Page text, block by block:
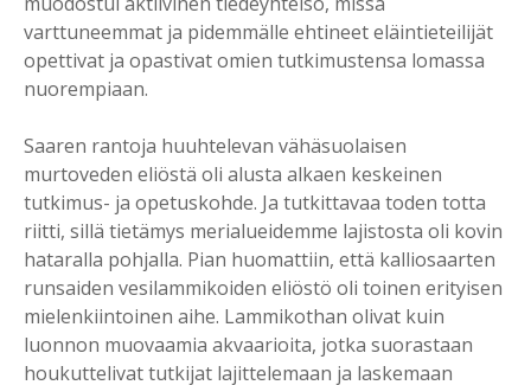
varttuneemmat ja pidemmälle ehtineet eläintieteilijät
opettivat ja opastivat omien tutkimustensa lomassa
nuorempiaan.
Saaren rantoja huuhtelevan vähäsuolaisen
murtoveden eliöstä oli alusta alkaen keskeinen
tutkimus- ja opetuskohde. Ja tutkittavaa toden totta
riitti, sillä tietämys merialueidemme lajistosta oli kovin
hataralla pohjalla. Pian huomattiin, että kalliosaarten
runsaiden vesilammikoiden eliöstö oli toinen erityisen
mielenkiintoinen aihe. Lammikothan olivat kuin
luonnon muovaamia akvaarioita, jotka suorastaan
houkuttelivat tutkijat lajittelemaan ja laskemaan